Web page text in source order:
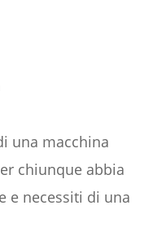
una macchina
chiunque abbia
e necessiti di una